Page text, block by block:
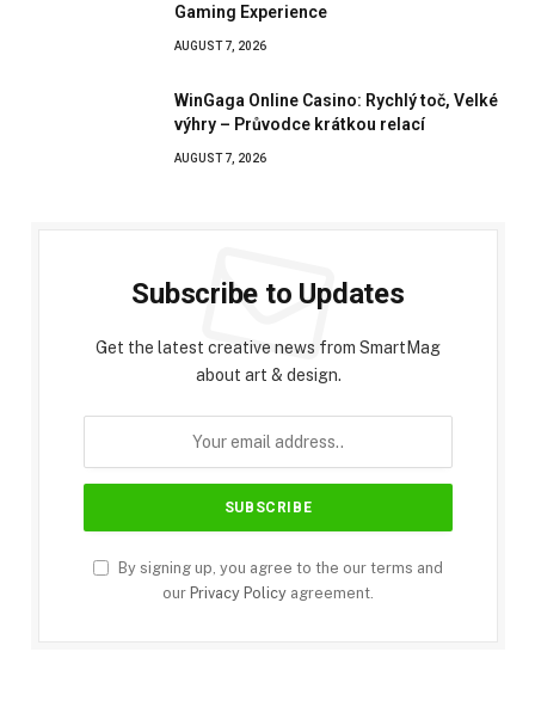
Gaming Experience
AUGUST 7, 2026
WinGaga Online Casino: Rychlý toč, Velké
výhry – Průvodce krátkou relací
AUGUST 7, 2026
Subscribe to Updates
Get the latest creative news from SmartMag
about art & design.
By signing up, you agree to the our terms and
our Privacy Policy agreement.